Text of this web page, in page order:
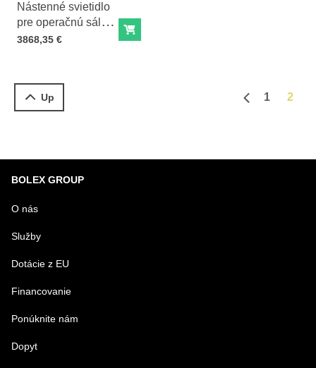
Nástenné svietidlo
pre operačnú sálu
DLP-07
Cena s DPH
3868,35 € Do košíka
Up 1 2
BOLEX GROUP
O nás
Služby
Dotácie z EU
Financovanie
Ponúknite nám
Dopyt